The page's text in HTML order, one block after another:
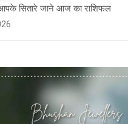
सितारे जाने आज का राशिफल